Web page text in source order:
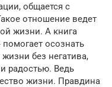
общается с
отношение ведет
жизни. А книга
осознать
без негатива,
радостью. Ведь
жизни. Правдина